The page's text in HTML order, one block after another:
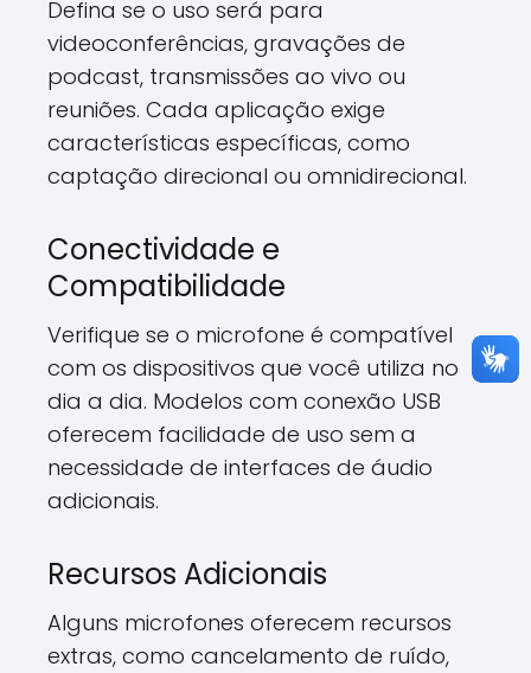
Defina se o uso será para
videoconferências, gravações de
podcast, transmissões ao vivo ou
reuniões. Cada aplicação exige
características específicas, como
captação direcional ou omnidirecional.
Conectividade e
Compatibilidade
Verifique se o microfone é compatível
com os dispositivos que você utiliza no
dia a dia. Modelos com conexão USB
oferecem facilidade de uso sem a
necessidade de interfaces de áudio
adicionais.
Recursos Adicionais
Alguns microfones oferecem recursos
extras, como cancelamento de ruído,